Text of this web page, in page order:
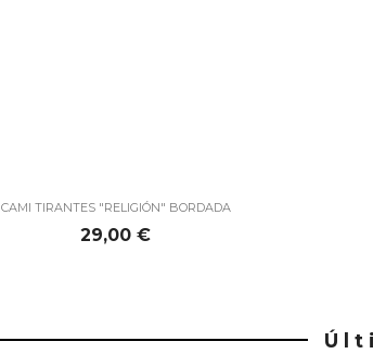
CAMI TIRANTES "RELIGIÓN" BORDADA
Precio
29,00 €
Vista rápida